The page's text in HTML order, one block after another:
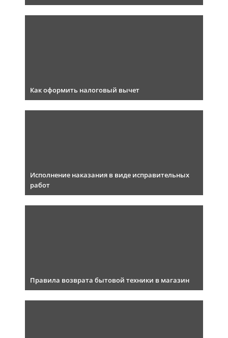
Как оформить налоговый вычет
Исполнение наказания в виде исправительных
работ
Правила возврата бытовой техники в магазин